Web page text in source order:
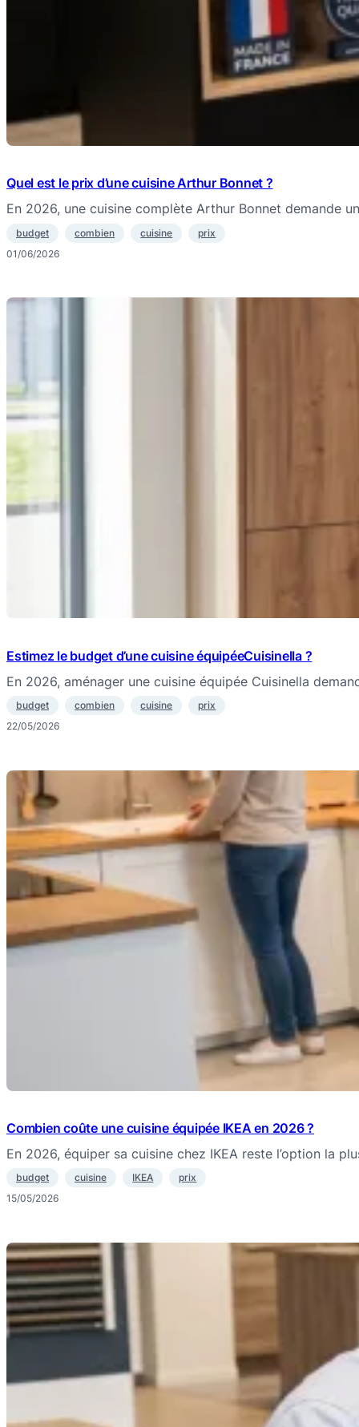
Quel est le prix d’une cuisine Arthur Bonnet ?
En 2026, une cuisine complète Arthur Bonnet demande
budget combien cuisine
prix
01/06/2026
Estimez le budget d’une cuisine équipéeCuisinella ?
En 2026, aménager une cuisine équipée Cuisinella
budget combien cuisine
prix
22/05/2026
Combien coûte une cuisine équipée IKEA en 2026 ?
En 2026, équiper sa cuisine chez IKEA reste l’option la
budget cuisine IKEA
prix
15/05/2026